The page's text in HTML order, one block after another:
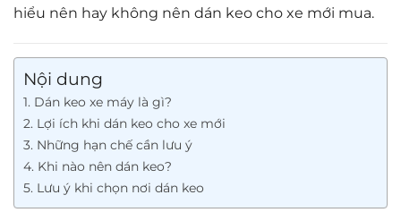
hiểu nên hay không nên dán keo cho xe mới mua.
Nội dung
1. Dán keo xe máy là gì?
2. Lợi ích khi dán keo cho xe mới
3. Những hạn chế cần lưu ý
4. Khi nào nên dán keo?
5. Lưu ý khi chọn nơi dán keo